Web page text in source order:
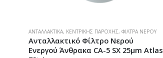
ΑΝΤΑΛΛΑΚΤΙΚΆ, ΚΕΝΤΡΙΚΉΣ ΠΑΡΟΧΉΣ, ΦΊΛΤΡΑ ΝΕΡΟΎ
Ανταλλακτικό Φίλτρο Νερού
Ενεργού Άνθρακα CA-5 SX 25μm Atlas